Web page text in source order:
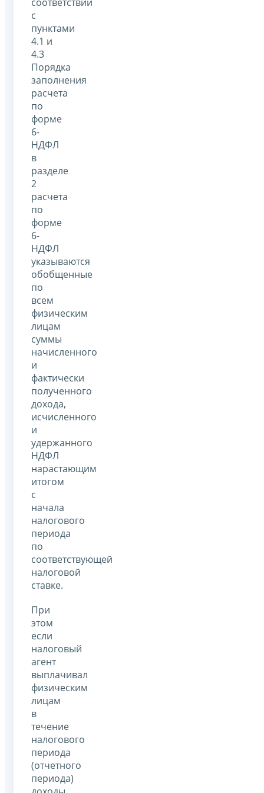
соответствии
с
пунктами
4.1 и
4.3
Порядка
заполнения
расчета
по
форме
6-
НДФЛ
в
разделе
2
расчета
по
форме
6-
НДФЛ
указываются
обобщенные
по
всем
физическим
лицам
суммы
начисленного
и
фактически
полученного
дохода,
исчисленного
и
удержанного
НДФЛ
нарастающим
итогом
с
начала
налогового
периода
по
соответствующей
налоговой
ставке.
При
этом
если
налоговый
агент
выплачивал
физическим
лицам
в
течение
налогового
периода
(отчетного
периода)